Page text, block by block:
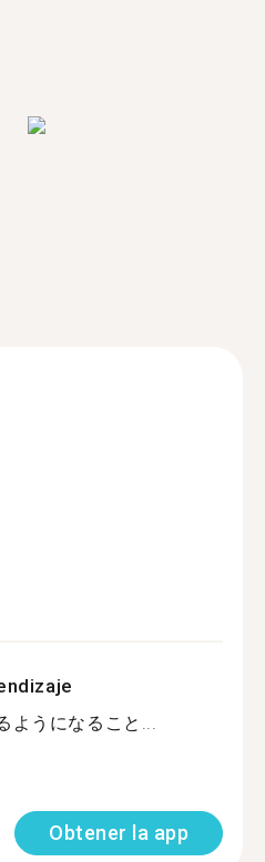
ようになること...
Obtener la app